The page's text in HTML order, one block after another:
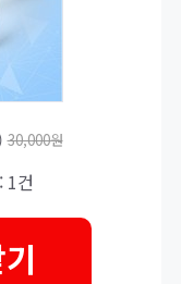
30,000원
1건